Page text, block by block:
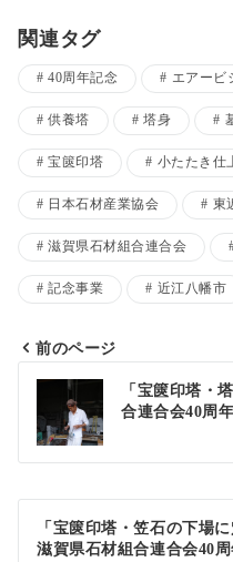
関連タグ
40周年記念 エアービ
供養塔 塔身
宝篋印塔 小たたき仕
日本石材産業協会 東
滋賀県石材組合連合会
記念事業 近江八幡市
投
稿
ビ
前のページ
「宝篋印塔・
合連合会40周
「宝篋印塔・笠石の下
滋賀県石材組合連合会40